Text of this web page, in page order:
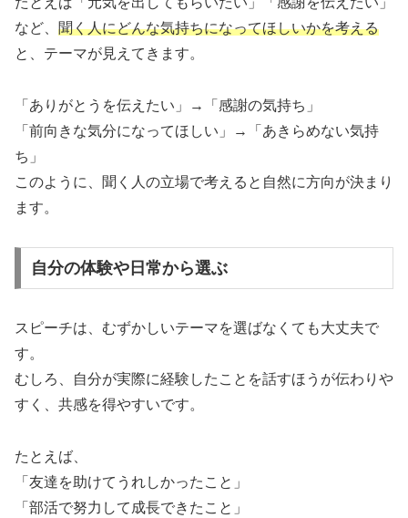
など、 聞く人にどんな気持ちになってほしいかを考える
と、テーマが見えてきます。
「ありがとうを伝えたい」→「感謝の気持ち」
「前向きな気分になってほしい」→「あきらめない気持
ち」
このように、聞く人の立場で考えると自然に方向が決まり
ます。
自分の体験や日常から選ぶ
スピーチは、むずかしいテーマを選ばなくても大丈夫で
す。
むしろ、自分が実際に経験したことを話すほうが伝わりや
すく、共感を得やすいです。
たとえば、
「友達を助けてうれしかったこと」
「部活で努力して成長できたこと」